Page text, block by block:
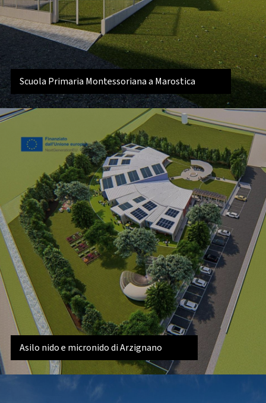
Scuola Primaria Montessoriana a Marostica
Asilo nido e micronido di Arzignano